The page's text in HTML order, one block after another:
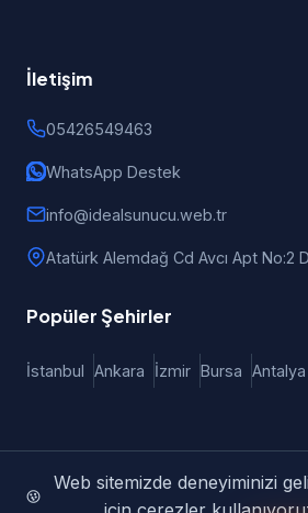
İletişim
05426549463
WhatsApp Destek
info@idealsunucu.web.tr
Atatürk Alemdağ Cd Avcı Apt No:2
Popüler Şehirler
İstanbul Ankara İzmir Bursa Antalya
© 2026 iDealSunucu | Türkiye Geneli
Web sitemizde deneyiminizi